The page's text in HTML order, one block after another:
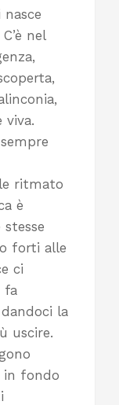
nel
viva.
ritmato
è
forti alle
ci
fa
la
uscire.
in fondo